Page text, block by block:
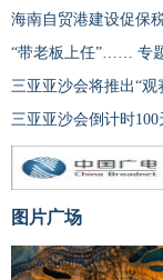
海南自贸港建设促保
“带老板上任”…… 专
三亚亚沙会将推出“
三亚亚沙会倒计时
图片广场